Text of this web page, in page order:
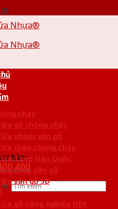
hàng
cháy
gỗ chống cháy
nhôm vân gỗ
thép chống cháy
Thép Hàn Quốc
thép vân gỗ
vân gỗ 5D
gỗ công nghiệp HDF